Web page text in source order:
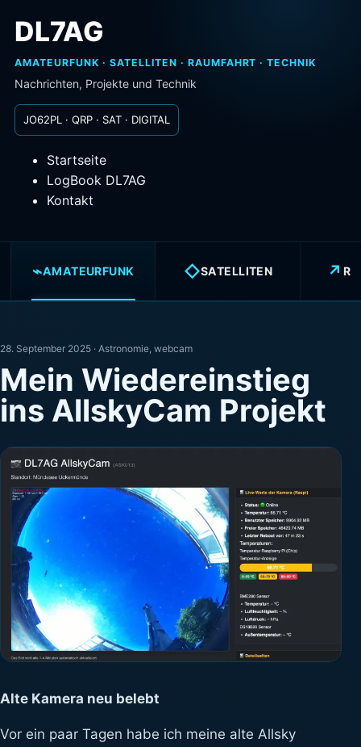
DL7AG
AMATEURFUNK · SATELLITEN · RAUMFAHRT · TECHNIK
Nachrichten, Projekte und Technik
JO62PL · QRP · SAT · DIGITAL
Startseite
LogBook DL7AG
Kontakt
⌁AMATEURFUNK ◇SATELLITEN ↗
28. September 2025 · Astronomie, webcam
Mein Wiedereinstieg
ins AllskyCam Projekt
Alte Kamera neu belebt
Vor ein paar Tagen habe ich meine alte Allsky